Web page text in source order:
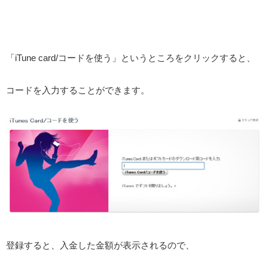
「iTune card/コードを使う」というところをクリックすると、
コードを入力することができます。
登録すると、入金した金額が表示されるので、